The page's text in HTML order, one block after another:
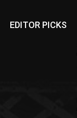
EDITOR PICKS